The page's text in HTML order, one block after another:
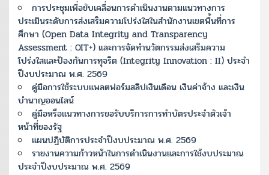
การประชุมเพื่อขับเคลื่อนการดำเนินงานตามแนวทางการ
ประเมินระดับการส่งเสริมความโปร่งใสในสำนักงานเขตพื้นที่การ
ศึกษา (Open Data Integrity and Transparency
Assessment : OIT+) และการจัดทำนวัตกรรมส่งเสริมความ
โปร่งใสและป้องกันการทุจริต (Integrity Innovation : II) ประจำ
ปีงบประมาณ พ.ศ. 2569
คู่มือการใช้ระบบแพลตฟอร์มสลิปเงินเดือน เงินค่าจ้าง และเงิน
บำนาญออนไลน์
คู่มือหรือแนวทางการขอรับบริการการทำบัตรประจำตัวเจ้า
หน้าที่ของรัฐ
แผนปฏิบัติการประจำปีงบประมาณ พ.ศ. 2569
รายงานความก้าวหน้าในการดำเนินงานและการใช้งบประมาณ
ประจำปีงบประมาณ พ.ศ. 2569